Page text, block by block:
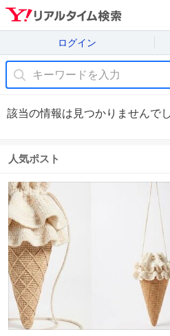
ログイン
該当の情報は見つかりませんでし
人気ポスト